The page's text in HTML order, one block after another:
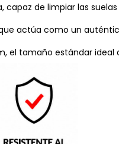
de limpiar las
actúa como un
el tamaño estándar